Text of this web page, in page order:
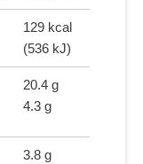
129 kcal
(536 kJ)
20.4 g
4.3 g
3.8 g